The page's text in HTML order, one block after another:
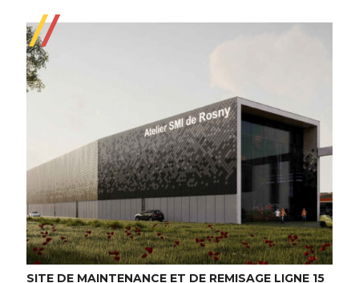
SITE DE MAINTENANCE ET DE REMISAGE LIGNE 15